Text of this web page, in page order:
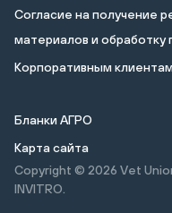
Cогласие на получение
материалов и обработку
Корпоративным клиентам
Бланки АГРО
Карта сайта
Copyright © 2026 Vet
INVITRO.